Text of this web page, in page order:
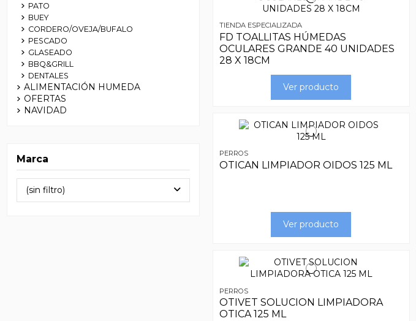
TIENDA ESPECIALIZADA
FD TOALLITAS HÚMEDAS
OCULARES GRANDE 40 UNIDADES
28 X 18CM
Ver producto
PERROS
OTICAN LIMPIADOR OIDOS 125 ML
Ver producto
PERROS
OTIVET SOLUCION LIMPIADORA
OTICA 125 ML
PATO
BUEY
CORDERO/OVEJA/BUFALO
PESCADO
GLASEADO
BBQ&GRILL
DENTALES
ALIMENTACIÓN HUMEDA
OFERTAS
NAVIDAD
Marca
(sin filtro)